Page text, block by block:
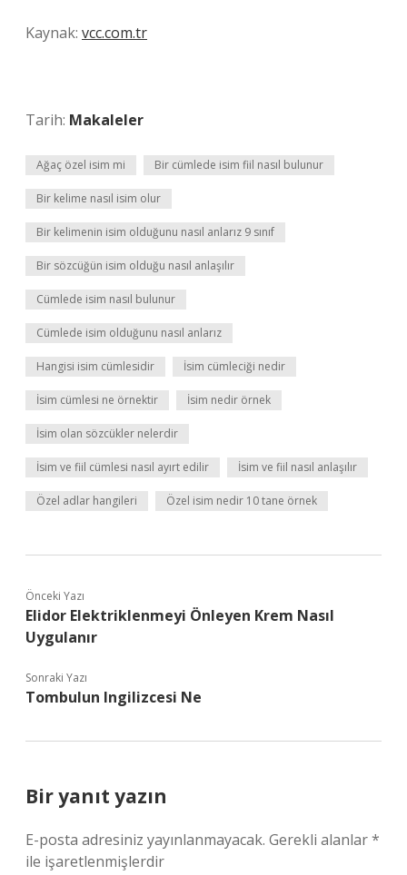
Kaynak: vcc.com.tr
Tarih: Makaleler
Ağaç özel isim mi Bir cümlede isim fiil nasıl bulunur
Bir kelime nasıl isim olur
Bir kelimenin isim olduğunu nasıl anlarız 9 sınıf
Bir sözcüğün isim olduğu nasıl anlaşılır
Cümlede isim nasıl bulunur
Cümlede isim olduğunu nasıl anlarız
Hangisi isim cümlesidir İsim cümleciği nedir
İsim cümlesi ne örnektir İsim nedir örnek
İsim olan sözcükler nelerdir
İsim ve fiil cümlesi nasıl ayırt edilir İsim ve fiil nasıl anlaşılır
Özel adlar hangileri Özel isim nedir 10 tane örnek
Önceki Yazı
Elidor Elektriklenmeyi Önleyen Krem Nasıl
Uygulanır
Sonraki Yazı
Tombulun Ingilizcesi Ne
Bir yanıt yazın
E-posta adresiniz yayınlanmayacak. Gerekli alanlar*
ile işaretlenmişlerdir